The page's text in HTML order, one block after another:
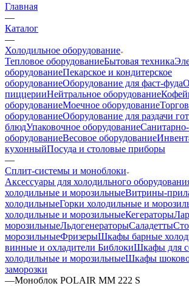
Главная
—
Каталог
—
Холодильное оборудование
Тепловое оборудованиеБытовая техника
оборудованиеПекарское и кондитерское
оборудованиеОборудование для фаст-фуда
пиццерииНейтральное оборудование
оборудованиеМоечное оборудование
оборудованиеОборудование для раздачи
блюдУпаковочное оборудование
оборудованиеВесовое оборудование
кухонныйПосуда и столовые приборы
—
Сплит-системы и моноблоки
Аксессуары для холодильного
холодильные и морозильныеВитрины-
холодильныеГорки холодильные и
холодильные и морозильныеКегераторы
морозильныеЛьдогенераторыСаладетты
морозильныеФризерыШкафы барные
винные и охладители БиблокиШкафы для
холодильные и морозильныеШкафы
заморозки
—Моноблок POLAIR MM 222 S